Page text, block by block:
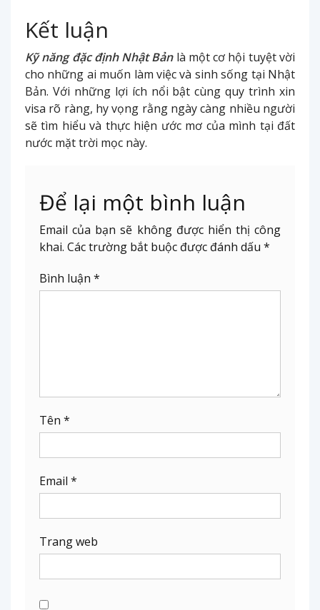
Kết luận
Kỹ năng đặc định Nhật Bảnlà một cơ hội tuyệt vời
cho những ai muốn làm việc và sinh sống tại Nhật
Bản. Với những lợi ích nổi bật cùng quy trình xin
visa rõ ràng, hy vọng rằng ngày càng nhiều người
sẽ tìm hiểu và thực hiện ước mơ của mình tại đất
nước mặt trời mọc này.
Để lại một bình luận
Email của bạn sẽ không được hiển thị công
khai. Các trường bắt buộc được đánh dấu *
Bình luận *
Tên *
Email *
Trang web